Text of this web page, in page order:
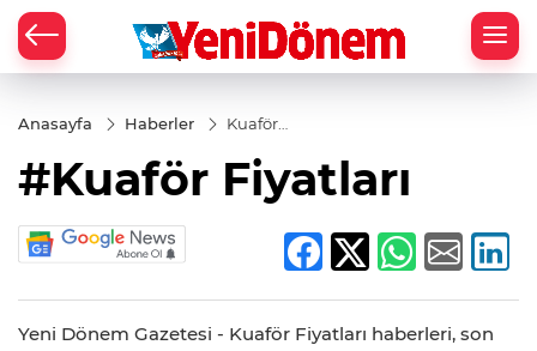
Anasayfa Haberler
Kuaför
#Kuaför Fiyatları
Yeni Dönem Gazetesi - Kuaför Fiyatları haberleri, son